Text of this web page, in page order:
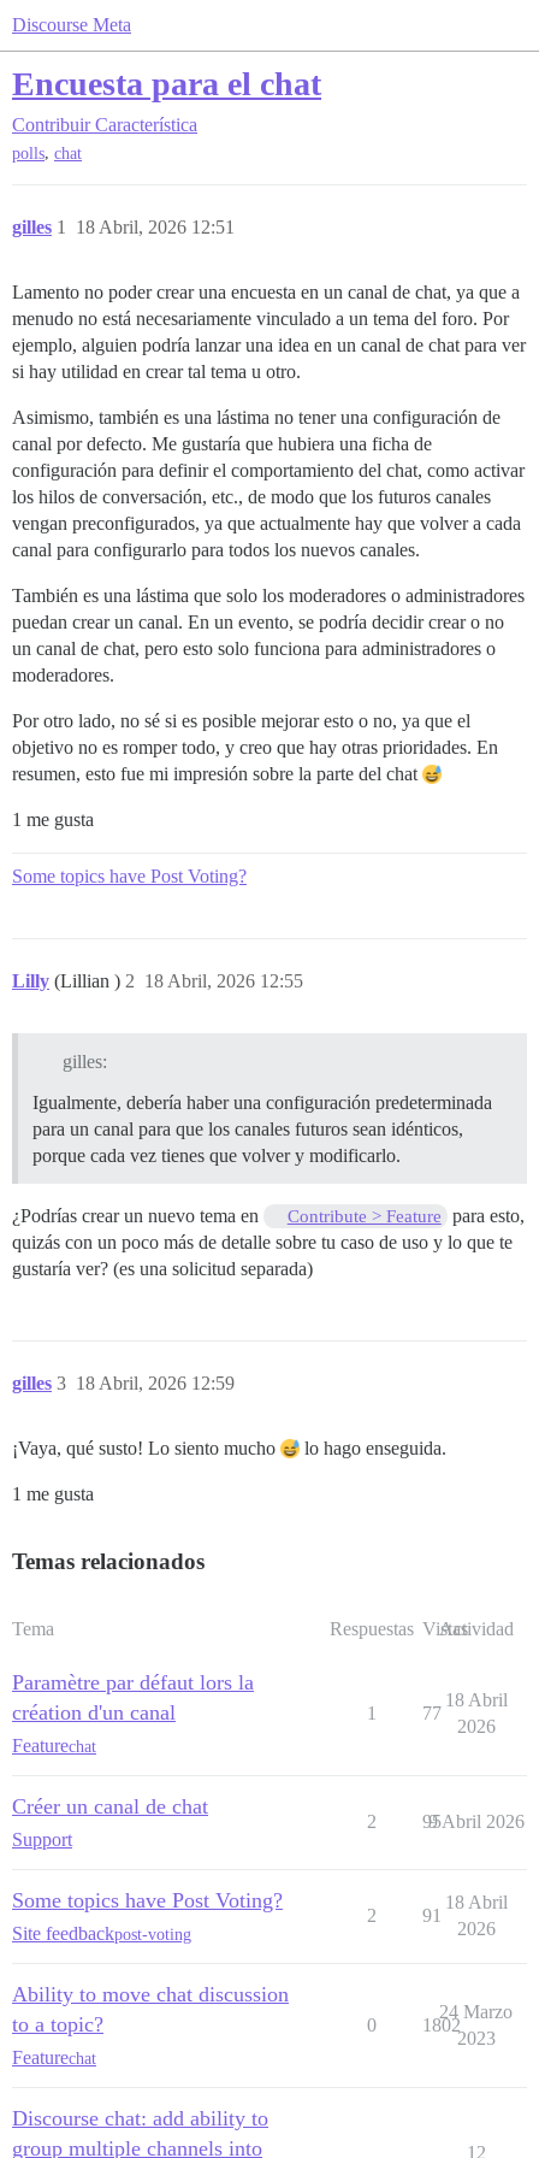
Discourse Meta
Encuesta para el chat
Contribuir Característica
polls, chat
gilles 18 Abril, 2026 12:51
1
Lamento no poder crear una encuesta en un canal de chat, ya que a
menudo no está necesariamente vinculado a un tema del foro. Por
ejemplo, alguien podría lanzar una idea en un canal de chat para ver
si hay utilidad en crear tal tema u otro.
Asimismo, también es una lástima no tener una configuración de
canal por defecto. Me gustaría que hubiera una ficha de
configuración para definir el comportamiento del chat, como activar
los hilos de conversación, etc., de modo que los futuros canales
vengan preconfigurados, ya que actualmente hay que volver a cada
canal para configurarlo para todos los nuevos canales.
También es una lástima que solo los moderadores o administradores
puedan crear un canal. En un evento, se podría decidir crear o no
un canal de chat, pero esto solo funciona para administradores o
moderadores.
Por otro lado, no sé si es posible mejorar esto o no, ya que el
objetivo no es romper todo, y creo que hay otras prioridades. En
resumen, esto fue mi impresión sobre la parte del chat
1 me gusta
Some topics have Post Voting?
Lilly (Lillian ) 18 Abril, 2026 12:55
2
gilles:
Igualmente, debería haber una configuración predeterminada
para un canal para que los canales futuros sean idénticos,
porque cada vez tienes que volver y modificarlo.
¿Podrías crear un nuevo tema en Contribute > Feature
para esto,
quizás con un poco más de detalle sobre tu caso de uso y lo que te
gustaría ver? (es una solicitud separada)
gilles 18 Abril, 2026 12:59
3
¡Vaya, qué susto! Lo siento mucho lo hago enseguida.
1 me gusta
Temas relacionados
Tema Respuestas Vistas
Actividad
Paramètre par défaut lors la
création d'un canal
Featurechat
1 77
18 Abril
2026
Créer un canal de chat
Support
2 95
9 Abril 2026
Some topics have Post Voting?
Site feedbackpost-voting
2 91
18 Abril
2026
Ability to move chat discussion
to a topic?
Featurechat
0 1802
24 Marzo
2023
Discourse chat: add ability to
group multiple channels into
12